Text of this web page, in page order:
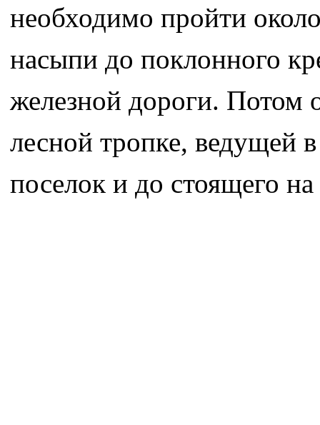
необходимо пройти
насыпи до поклонного
железной дороги. Потом
лесной тропке, ведущей
поселок и до стоящего